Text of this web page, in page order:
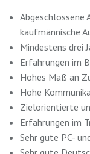
kaufmännische
Mindestens drei
Erfahrungen im
Hohes Maß an
Hohe
Zielorientierte
Erfahrungen im
Sehr gute PC-